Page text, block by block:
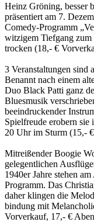
Heinz Gröning, besser
präsentiert am 7.
Comedy-Programm
witzigem Tiefgang
trocken (18,- €
3 Veranstaltungen sind
Benannt nach einem
Duo Black Patti ganz
Bluesmusik
beeindruckender
Spielfreude erobern
20 Uhr im Sturm (15,-
Mitreißender Boogie
gelegentlichen
1940er Jahre stehen
Programm. Das
daher klingen die
bindung mit
Vorverkauf, 17,- €